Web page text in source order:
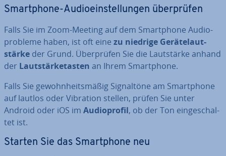
Smart­phone-Au­dio­ein­stel­lun­gen über­prü­fen
Falls Sie im Zoom-Meeting auf dem Smart­phone Au­dio­
pro­ble­me haben, ist oft eine zu niedrige Ge­rä­tel­aut­
stär­ke der Grund. Über­prü­fen Sie die Laut­stär­ke anhand
der Laut­stär­ke­tas­ten an Ihrem Smart­phone.
Falls Sie ge­wohn­heits­mä­ßig Si­gnal­tö­ne am Smart­phone
auf lautlos oder Vibration stellen, prüfen Sie unter
Android oder iOS im Au­dio­pro­fil, ob der Ton ein­ge­schal­
tet ist.
Starten Sie das Smart­phone neu